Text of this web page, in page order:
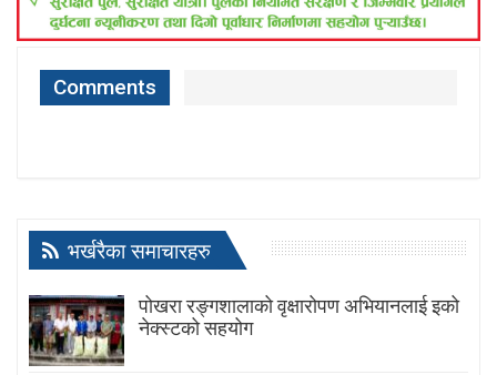
Comments
भर्खरैका समाचारहरु
पोखरा रङ्गशालाको वृक्षारोपण अभियानलाई इको
नेक्स्टको सहयोग